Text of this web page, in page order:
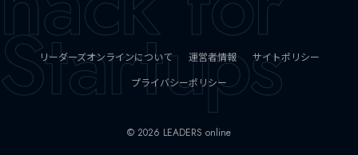
リーダーズオンラインについて 運営者情報
サイトポリシー
プライバシーポリシー
© 2026 LEADERS online